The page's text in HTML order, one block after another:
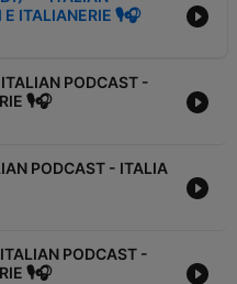
ITALIANERIE 🎙🎧
PODCAST -
🎙🎧
PODCAST - ITALIA
PODCAST -
🎙🎧